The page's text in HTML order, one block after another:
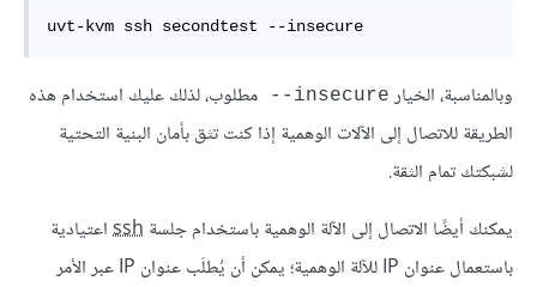
uvt-kvm ssh secondtest --insecure
وبالمناسبة، الخيار ‎--insecure
مطلوب، لذلك عليك استخدام هذه
الطريقة للاتصال إلى الآلات الوهمية إذا كنت تثق بأمان البنية التحتية
لشبكتك تمام الثقة.
يمكنك أيضًا الاتصال إلى الآلة الوهمية باستخدام جلسة sshاعتيادية
باستعمال عنوان IP للآلة الوهمية؛ يمكن أن يُطلَب عنوان IP عبر الأمر